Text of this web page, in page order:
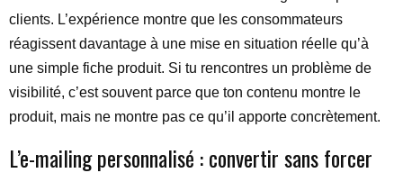
clients. L’expérience montre que les consommateurs
réagissent davantage à une mise en situation réelle qu’à
une simple fiche produit. Si tu rencontres un problème de
visibilité, c’est souvent parce que ton contenu montre le
produit, mais ne montre pas ce qu’il apporte concrètement.
L’e-mailing personnalisé : convertir sans forcer